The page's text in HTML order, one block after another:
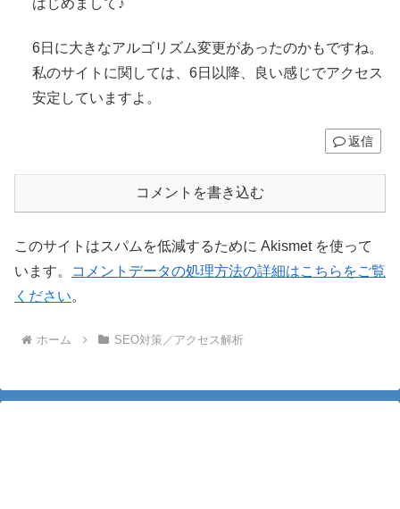
6日に大きなアルゴリズム変更があったのかもですね。
私のサイトに関しては、6日以降、良い感じでアクセス
安定していますよ。
返信
コメントを書き込む
このサイトはスパムを低減するために Akismet を使って
います。
コメントデータの処理方法の詳細はこちらをご覧
ください。
ホーム SEO対策／アクセス解析